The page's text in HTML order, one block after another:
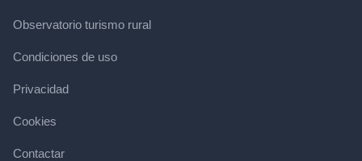
Observatorio turismo rural
Condiciones de uso
Privacidad
Cookies
Contactar